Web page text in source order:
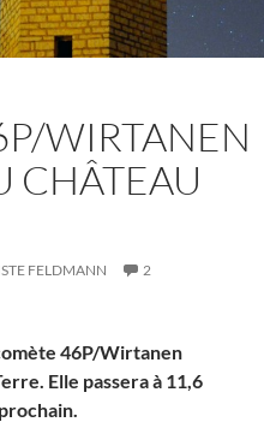
WIRTANEN
CHÂTEAU
FELDMANN
2
46P/Wirtanen
Elle passera à 11,6